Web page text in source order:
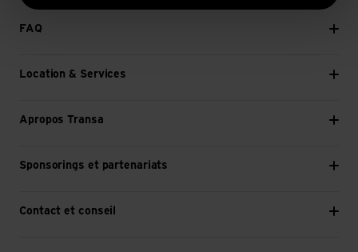
FAQ
Location & Services
Apropos Transa
Sponsorings et partenariats
Contact et conseil